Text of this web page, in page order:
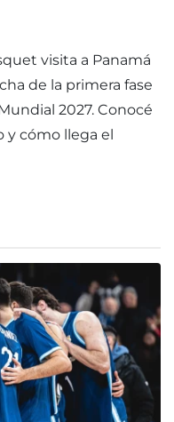
visita a Panamá
de la primera fase
2027. Conocé
y cómo llega el